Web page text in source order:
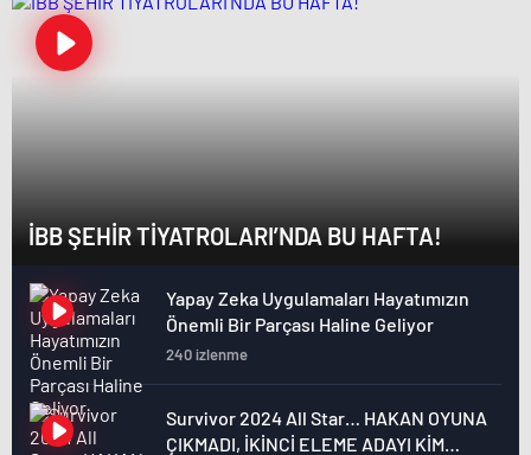
İBB ŞEHİR TİYATROLARI’NDA BU HAFTA!
Yapay Zeka Uygulamaları Hayatımızın
Önemli Bir Parçası Haline Geliyor
240 izlenme
Survivor 2024 All Star… HAKAN OYUNA
ÇIKMADI, İKİNCİ ELEME ADAYI KİM